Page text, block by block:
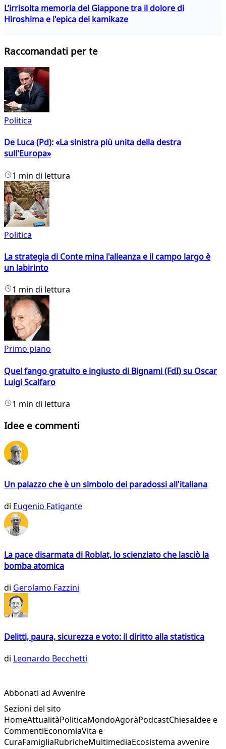
L’irrisolta memoria del Giappone tra il dolore di
Hiroshima e l'epica dei kamikaze
Raccomandati per te
Politica
De Luca (Pd): «La sinistra più unita della destra
sull'Europa»
1 min di lettura
Politica
La strategia di Conte mina l'alleanza e il campo largo è
un labirinto
1 min di lettura
Primo piano
Quel fango gratuito e ingiusto di Bignami (FdI) su Oscar
Luigi Scalfaro
1 min di lettura
Idee e commenti
Un palazzo che è un simbolo dei paradossi all'italiana
di Eugenio Fatigante
La pace disarmata di Roblat, lo scienziato che lasciò la
bomba atomica
di Gerolamo Fazzini
Delitti, paura, sicurezza e voto: il diritto alla statistica
di Leonardo Becchetti
Abbonati ad Avvenire
Sezioni del sito
HomeAttualitàPoliticaMondoAgoràPodcastChiesaIdee e
CommentiEconomiaVita e
CuraFamigliaRubricheMultimediaEcosistema avvenire